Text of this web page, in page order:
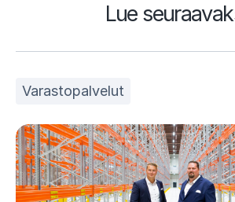
Lue
Varastopalvelut